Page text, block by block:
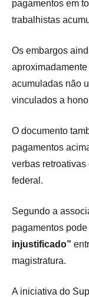
pagamentos em
trabalhistas
Os embargos
acumuladas não
vinculados a
O documento
pagamentos
verbas
federal.
Segundo a
pagamentos
injustificado”
magistratura.
A iniciativa do